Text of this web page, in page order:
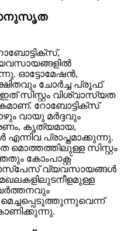
ഓട്ടോമേഷൻ,
ചോർച്ച പ്രൂഫ്
സിസ്റ്റം വിശ്വാസ്യത
റോബോട്ടിക്സ്
വായു മർദ്ദവും
കൃത്യമായ,
പ്രാപ്തമാക്കുന്നു.
മൊത്തത്തിലുള്ള സിസ്റ്റം
കോംപാക്റ്റ്
വ്യവസായങ്ങൾ